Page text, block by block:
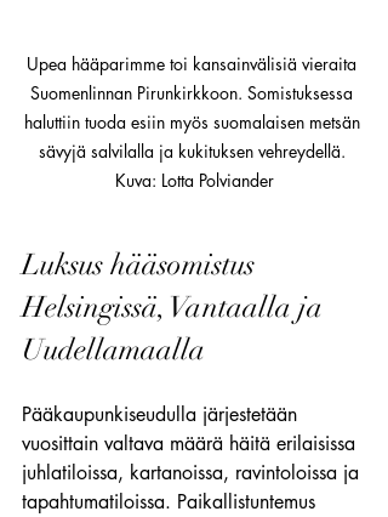
Upea hääparimme toi kansainvälisiä vieraita
Suomenlinnan Pirunkirkkoon. Somistuksessa
haluttiin tuoda esiin myös suomalaisen metsän
sävyjä salvilalla ja kukituksen vehreydellä.
Kuva: Lotta Polviander
Luksus hääsomistus
Helsingissä, Vantaalla ja
Uudellamaalla
Pääkaupunkiseudulla järjestetään
vuosittain valtava määrä häitä erilaisissa
juhlatiloissa, kartanoissa, ravintoloissa ja
tapahtumatiloissa. Paikallistuntemus